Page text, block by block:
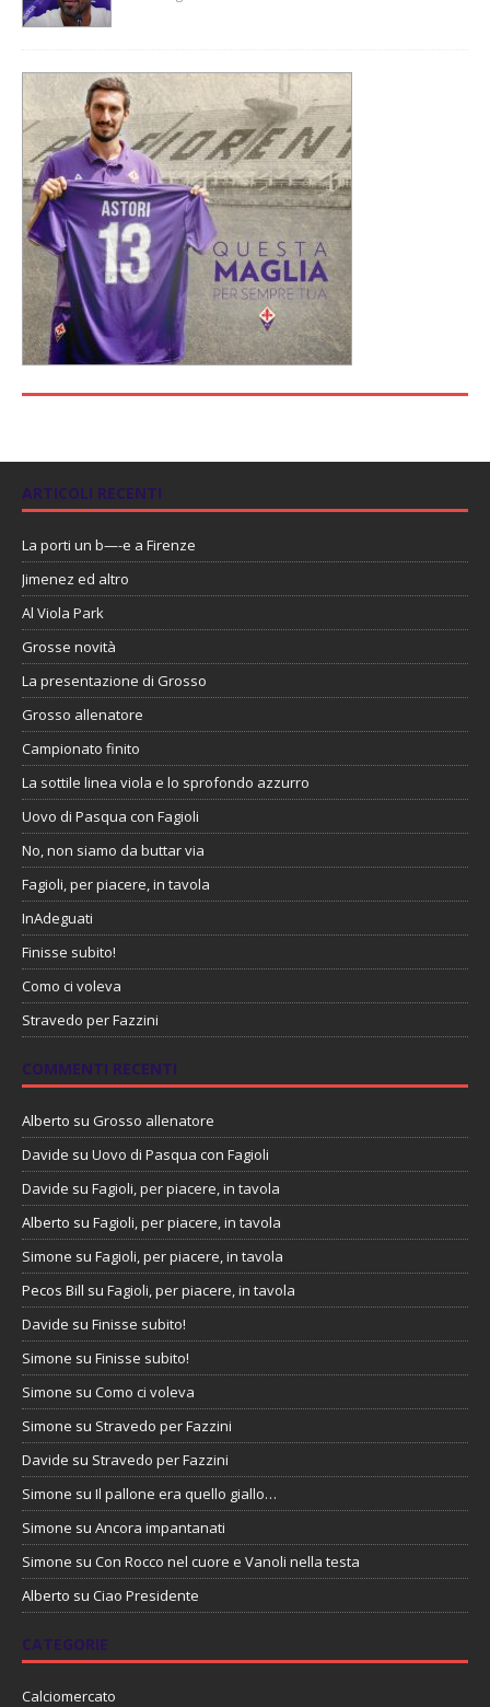
ARTICOLI RECENTI
La porti un b—-e a Firenze
Jimenez ed altro
Al Viola Park
Grosse novità
La presentazione di Grosso
Grosso allenatore
Campionato finito
La sottile linea viola e lo sprofondo azzurro
Uovo di Pasqua con Fagioli
No, non siamo da buttar via
Fagioli, per piacere, in tavola
InAdeguati
Finisse subito!
Como ci voleva
Stravedo per Fazzini
COMMENTI RECENTI
Alberto su Grosso allenatore
Davide su Uovo di Pasqua con Fagioli
Davide su Fagioli, per piacere, in tavola
Alberto su Fagioli, per piacere, in tavola
Simone su Fagioli, per piacere, in tavola
Pecos Bill su Fagioli, per piacere, in tavola
Davide su Finisse subito!
Simone su Finisse subito!
Simone su Como ci voleva
Simone su Stravedo per Fazzini
Davide su Stravedo per Fazzini
Simone su Il pallone era quello giallo…
Simone su Ancora impantanati
Simone su Con Rocco nel cuore e Vanoli nella testa
Alberto su Ciao Presidente
CATEGORIE
Calciomercato